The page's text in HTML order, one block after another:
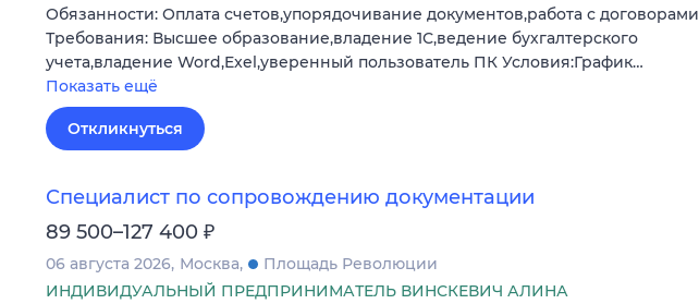
Обязанности: Оплата счетов,упорядочивание документов,работа с договорами
Требования: Высшее образование,владение 1С,ведение бухгалтерского
учета,владение Word,Exel,уверенный пользователь ПК Условия:График…
Показать ещё
Откликнуться
Специалист по сопровождению документации
89 500–127 400 ₽
06 августа 2026 Москва
Площадь Революции
ИНДИВИДУАЛЬНЫЙ ПРЕДПРИНИМАТЕЛЬ ВИНСКЕВИЧ АЛИНА